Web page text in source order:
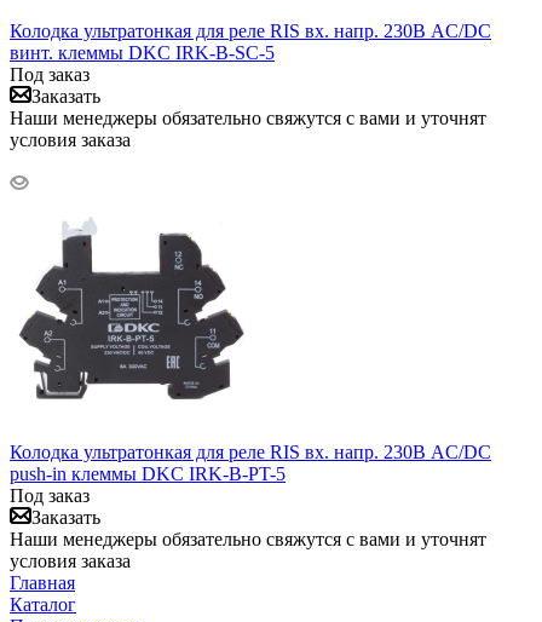
Колодка ультратонкая для реле RIS вх. напр. 230В AC/DC
винт. клеммы DKC IRK-B-SC-5
Под заказ
Заказать
Наши менеджеры обязательно свяжутся с вами и уточнят
условия заказа
Колодка ультратонкая для реле RIS вх. напр. 230В AC/DC
push-in клеммы DKC IRK-B-PT-5
Под заказ
Заказать
Наши менеджеры обязательно свяжутся с вами и уточнят
условия заказа
Главная
Каталог